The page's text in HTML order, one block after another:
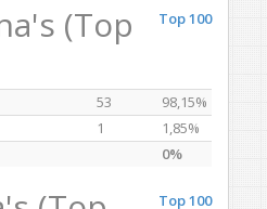
Top 100
(Top
53
98,15%
1
1,85%
0%
Top 100